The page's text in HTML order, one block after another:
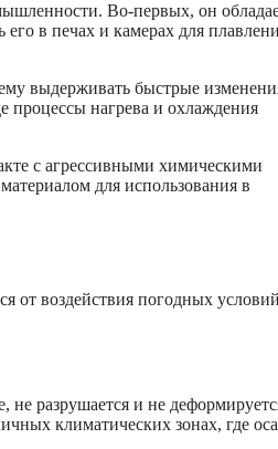
Во-первых, он
в печах и камерах для
выдерживать быстрые
процессы нагрева и охлаждения
с агрессивными химическими
для использования в
от воздействия погодных
не разрушается и не
климатических зонах, где